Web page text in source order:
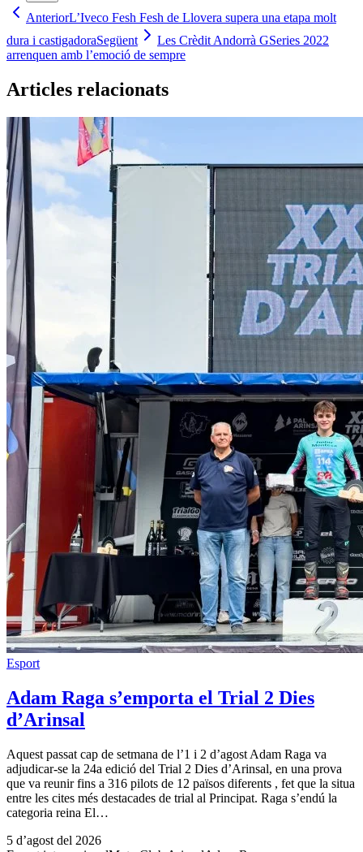
AnteriorL’Iveco Fesh Fesh de Llovera supera una etapa molt
dura i castigadoraSegüent
Les Crèdit Andorrà GSeries 2022
arrenquen amb l’emoció de sempre
Articles relacionats
Esport
Adam Raga s’emporta el Trial 2 Dies
d’Arinsal
Aquest passat cap de setmana de l’1 i 2 d’agost Adam Raga va
adjudicar-se la 24a edició del Trial 2 Dies d’Arinsal, en una prova
que va reunir fins a 316 pilots de 12 països diferents , fet que la situa
entre les cites més destacades de trial al Principat. Raga s’endú la
categoria reina El…
5 d’agost del 2026